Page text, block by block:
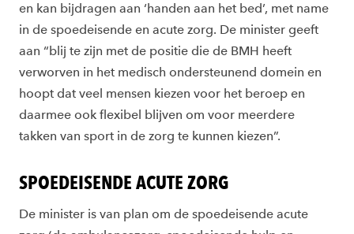
en kan bijdragen aan ‘handen aan het bed’, met name
in de spoedeisende en acute zorg. De minister geeft
aan “blij te zijn met de positie die de BMH heeft
verworven in het medisch ondersteunend domein en
hoopt dat veel mensen kiezen voor het beroep en
daarmee ook flexibel blijven om voor meerdere
takken van sport in de zorg te kunnen kiezen”.
SPOEDEISENDE ACUTE ZORG
De minister is van plan om de spoedeisende acute